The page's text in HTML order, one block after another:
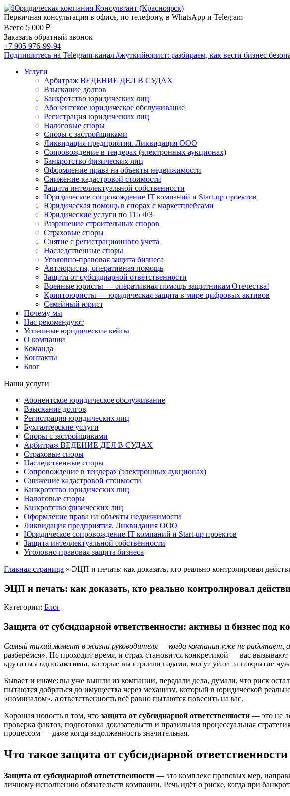
Первичная консультация в офисе, по телефону, в WhatsApp и Telegram
Всего 5 000 ₽
Заказать обратный звонок
+7 905 976-99-94
Подпишитесь на Telegram-канал #жуткийюрист: разбираем, как вести бизнес
Услуги
Арбитраж ВЕДЕНИЕ ДЕЛ В СУДАХ
Взыскание долгов
Банкротство юридических лиц
Абонентское юридическое обслуживание
Регистрация юридических лиц
Налоговые споры
Споры с застройщиками
Ликвидация предприятия. Ликвидация ООО
Сопровождение в тендерах (электронных аукционах)
Банкротство физических лиц
Оформление права на объекты недвижимости
Снижение кадастровой стоимости
Защита интеллектуальной собственности
Юридическое сопровождение IT компаний и Start-up проектов
Юридическая помощь в спорах с маркетплейсами
Юридические услуги по 115 ФЗ
Разрешение строительных споров
Страховые споры
Снятие с регистрационного учета
Наследственные споры
Уголовно-правовая защита бизнеса
Автоюристы, оперативная помощь
Защита от субсидиарной ответственности
Военные юристы — оперативная помощь защитникам Отечества!
Криптоюристы — юридическая защита в мире цифровых активов
Семейный юрист
Почему мы
Нас рекомендуют
Успешные юридические кейсы
О компании
Команда
Контакты
Блог
Наши услуги
Абонентское юридическое обслуживание
Взыскание долгов
Регистрация юридических лиц
Бухгалтерские услуги
Споры с застройщиками
Арбитраж ВЕДЕНИЕ ДЕЛ В СУДАХ
Страховые споры
Наследственные споры
Сопровождение в тендерах (электронных аукционах)
Снижение кадастровой стоимости
Банкротство юридических лиц
Налоговые споры
Банкротство физических лиц
Оформление права на объекты недвижимости
Ликвидация предприятия. Ликвидация ООО
Юридическое сопровождение IT компаний и Start-up проектов
Защита интеллектуальной собственности
Уголовно-правовая защита бизнеса
Главная страница » ЭЦП и печать: как доказать, кто реально контролировал
ЭЦП и печать: как доказать, кто реально контролировал
Категории: Блог
Защита от субсидиарной ответственности: активы и бизнес под
Самый тихий момент в жизни руководителя — когда компания уже не работает,
разберёмся». Но проходит время, и страх становится конкретикой — вас
крутиться одно: активы, которые вы строили годами, могут уйти на покрытие
Бывает и иначе: вы уже вышли из компании, передали дела, думали, что риск
пытаются добраться до имущества через механизм, который в юридической
«номиналом», а ответственность всё равно пытаются повесить на вас.
Хорошая новость в том, что защита от субсидиарной ответственности — это не
проверка фактов, подготовка доказательств и правильная процессуальная
процессом — даже когда задолженность значительная.
Что такое защита от субсидиарной ответственности
Защита от субсидиарной ответственности — это комплекс правовых мер,
личному исполнению обязательств компании. Речь идёт о риске, когда при